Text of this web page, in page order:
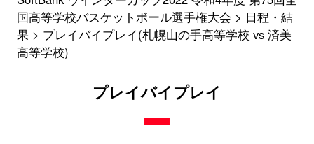
国高等学校バスケットボール選手権大会
日程・結
果
プレイバイプレイ(札幌山の手高等学校 vs 済美
高等学校)
プレイバイプレイ